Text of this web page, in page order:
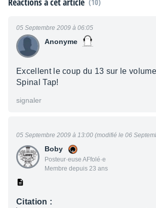
(10)
Anonyme
05 Septembre 2009 à 06:05
Excellent le coup du 13 sur le
Spinal Tap!
signaler
Boby
Posteur·euse AFfolé·e
Membre depuis 23 ans
05 Septembre 2009 à 13:00 (modifié le 06
Citation :